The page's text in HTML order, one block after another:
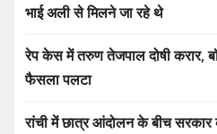
भाई अली से मिलने जा रहे थे
रेप केस में तरुण तेजपाल दोषी करार,
फैसला पलटा
रांची में छात्र आंदोलन के बीच